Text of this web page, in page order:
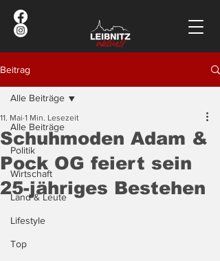
Beitrag
Alle Beiträge
Politik
Wirtschaft
Land & Leute
Lifestyle
Top
Alle Beiträge
Schuhmoden Adam &
Pock OG feiert sein
25-jähriges Bestehen
11. Mai 1 Min. Lesezeit